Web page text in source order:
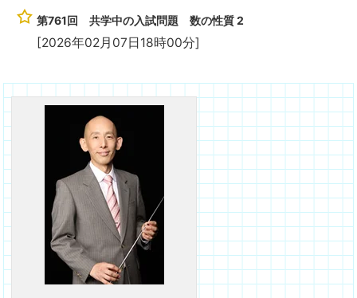
第761回 共学中の入試問題 数の性質 2
[2026年02月07日18時00分]